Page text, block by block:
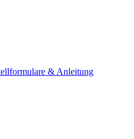
& Anleitung